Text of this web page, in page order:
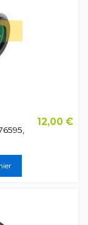
12,00 €